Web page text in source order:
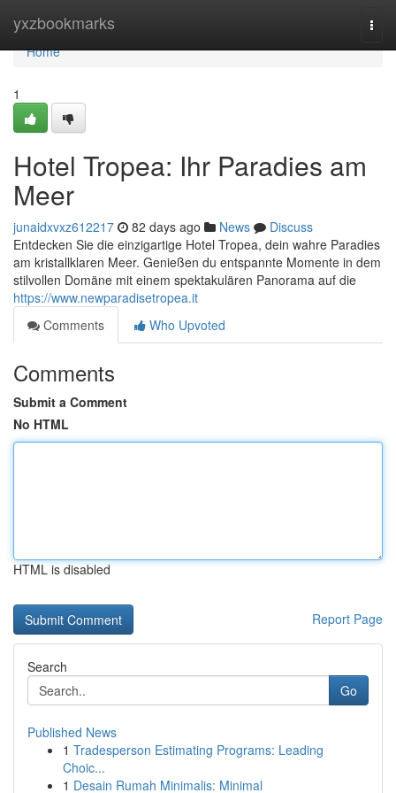
yxzbookmarks
Home
Home
1
Hotel Tropea: Ihr Paradies am
Meer
junaidxvxz612217 82 days ago News
Discuss
Entdecken Sie die einzigartige Hotel Tropea, dein wahre Paradies
am kristallklaren Meer. Genießen du entspannte Momente in dem
stilvollen Domäne mit einem spektakulären Panorama auf die
https://www.newparadisetropea.it
Comments
Who Upvoted
Comments
Submit a Comment
No HTML
HTML is disabled
Report Page
Search
Go
Published News
1 Tradesperson Estimating Programs: Leading
Choic...
1 Desain Rumah Minimalis: Minimal